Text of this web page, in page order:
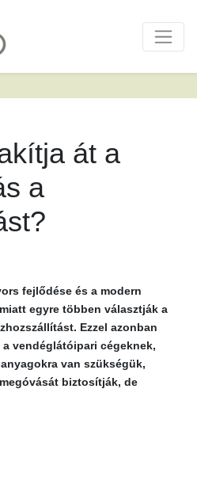
át a
a
fejlődése és a modern
egyre többen választják a
Ezzel azonban
vendéglátóipari cégeknek,
van szükségük,
biztosítják, de